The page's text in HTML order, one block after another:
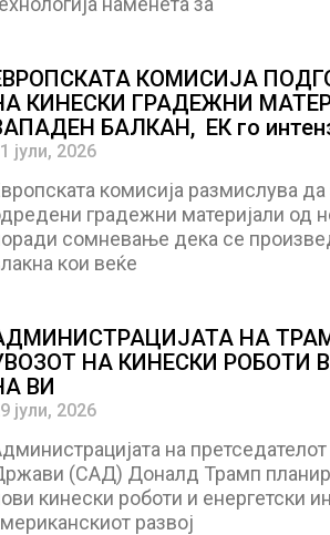
КОМИСИЈА
КИНЕСКИ ГРАДЕЖНИ
БАЛКАН, ЕК го
кинески увоз
јули, 2026
комисија размислува
градежни материјали од
сомневање дека се
кои веќе
НА
НА КИНЕСКИ РОБОТИ
ВИ
јули, 2026
на
(САД) Доналд Трамп
кинески роботи и енергетски
развој